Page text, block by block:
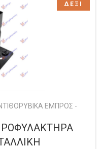
ΕΜΠΡΟΣ -
ΔΕΞΙ